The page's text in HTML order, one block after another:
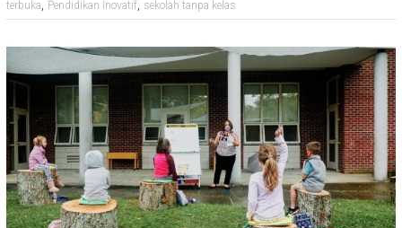
terbuka, Pendidikan Inovatif, sekolah tanpa kelas